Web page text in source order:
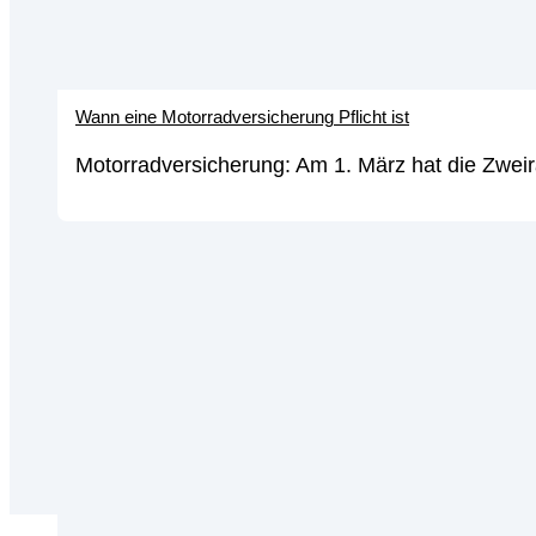
Wann eine Motorradversicherung Pflicht ist
Motorradversicherung: Am 1. März hat die